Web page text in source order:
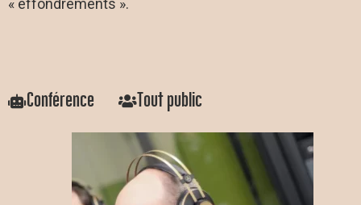
« effondrements ».
Conférence Tout public